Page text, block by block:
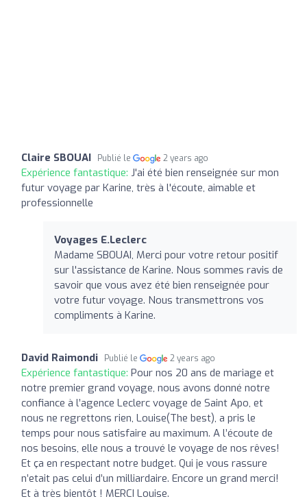
Claire SBOUAI Publié le 2 years ago
Expérience fantastique: J'ai été bien renseignée sur mon
futur voyage par Karine, très à l'écoute, aimable et
professionnelle
Voyages E.Leclerc
Madame SBOUAI, Merci pour votre retour positif
sur l'assistance de Karine. Nous sommes ravis de
savoir que vous avez été bien renseignée pour
votre futur voyage. Nous transmettrons vos
compliments à Karine.
David Raimondi Publié le 2 years ago
Expérience fantastique: Pour nos 20 ans de mariage et
notre premier grand voyage, nous avons donné notre
confiance à l’agence Leclerc voyage de Saint Apo, et
nous ne regrettons rien, Louise(The best), a pris le
temps pour nous satisfaire au maximum. A l’écoute de
nos besoins, elle nous a trouvé le voyage de nos rêves!
Et ça en respectant notre budget. Qui je vous rassure
n’etait pas celui d’un milliardaire. Encore un grand merci!
Et à très bientôt ! MERCI Louise.